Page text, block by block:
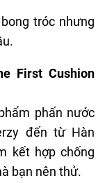
tróc nhưng
First Cushion
phấn nước
đến từ Hàn
kết hợp chống
bạn nên thử.